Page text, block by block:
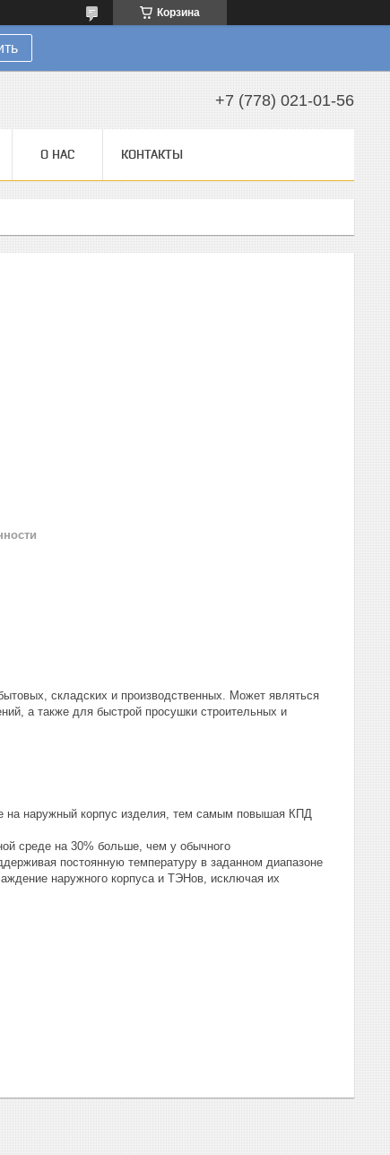
Корзина
+7 (778) 021-01-56
О НАС КОНТАКТЫ
складских и производственных. Может являться
а также для быстрой просушки строительных и
на наружный корпус изделия, тем самым повышая КПД
среде на 30% больше, чем у обычного
постоянную температуру в заданном диапазоне
наружного корпуса и ТЭНов, исключая их